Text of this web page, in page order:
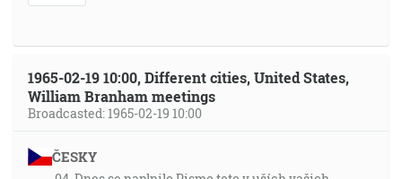
1965-02-19 10:00, Different cities, United States,
William Branham meetings
Broadcasted: 1965-02-19 10:00
ČESKY